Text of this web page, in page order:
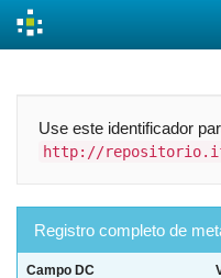
Use este identificador
http://
Registro completo de
Campo DC